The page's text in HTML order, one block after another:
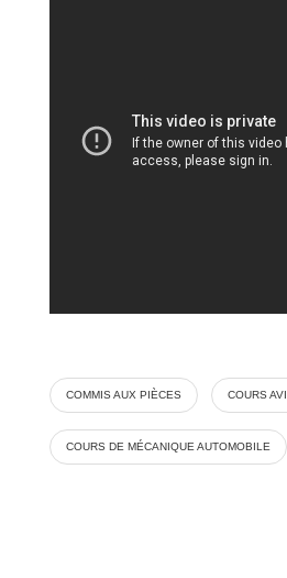
COMMIS AUX PIÈCES COURS
COURS DE MÉCANIQUE AUTOMOBILE